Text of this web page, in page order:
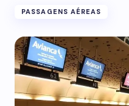
PASSAGENS AÉREAS